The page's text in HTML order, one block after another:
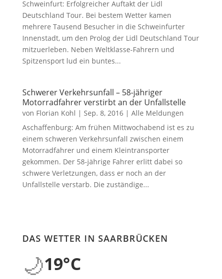
Schweinfurt: Erfolgreicher Auftakt der Lidl
Deutschland Tour. Bei bestem Wetter kamen
mehrere Tausend Besucher in die Schweinfurter
Innenstadt, um den Prolog der Lidl Deutschland Tour
mitzuerleben. Neben Weltklasse-Fahrern und
Spitzensport lud ein buntes...
Schwerer Verkehrsunfall – 58-jähriger
Motorradfahrer verstirbt an der Unfallstelle
von Florian Kohl | Sep. 8, 2016| Alle Meldungen
Aschaffenburg: Am frühen Mittwochabend ist es zu
einem schweren Verkehrsunfall zwischen einem
Motorradfahrer und einem Kleintransporter
gekommen. Der 58-jährige Fahrer erlitt dabei so
schwere Verletzungen, dass er noch an der
Unfallstelle verstarb. Die zuständige...
DAS WETTER IN SAARBRÜCKEN
🌙19°C